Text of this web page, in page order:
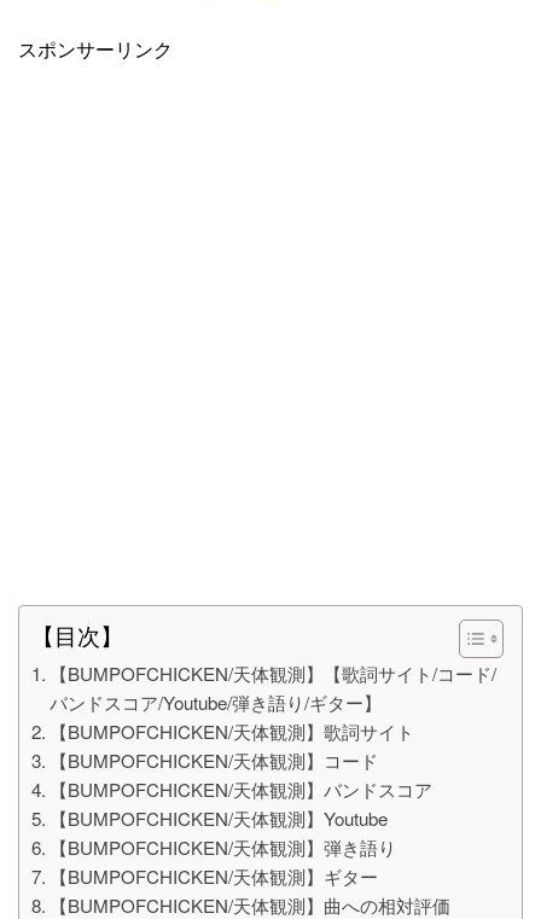
スポンサーリンク
【目次】
【BUMPOFCHICKEN/天体観測】【歌詞サイト/コード/
バンドスコア/Youtube/弾き語り/ギター】
【BUMPOFCHICKEN/天体観測】歌詞サイト
【BUMPOFCHICKEN/天体観測】コード
【BUMPOFCHICKEN/天体観測】バンドスコア
【BUMPOFCHICKEN/天体観測】Youtube
【BUMPOFCHICKEN/天体観測】弾き語り
【BUMPOFCHICKEN/天体観測】ギター
【BUMPOFCHICKEN/天体観測】曲への相対評価